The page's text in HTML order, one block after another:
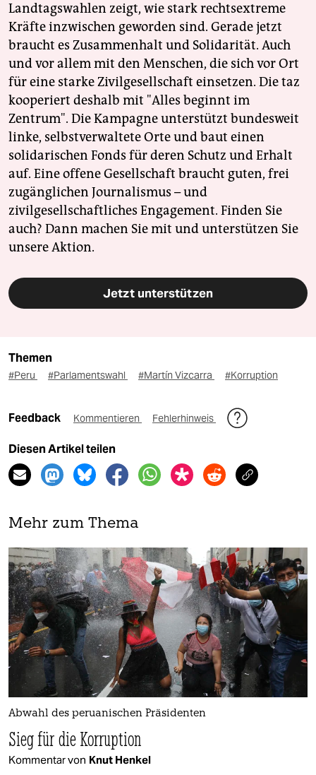
Landtagswahlen zeigt, wie stark rechtsextreme
Kräfte inzwischen geworden sind. Gerade jetzt
braucht es Zusammenhalt und Solidarität. Auch
und vor allem mit den Menschen, die sich vor Ort
für eine starke Zivilgesellschaft einsetzen. Die taz
kooperiert deshalb mit "Alles beginnt im
Zentrum". Die Kampagne unterstützt bundesweit
linke, selbstverwaltete Orte und baut einen
solidarischen Fonds für deren Schutz und Erhalt
auf. Eine offene Gesellschaft braucht guten, frei
zugänglichen Journalismus – und
zivilgesellschaftliches Engagement. Finden Sie
auch? Dann machen Sie mit und unterstützen Sie
unsere Aktion.
Jetzt unterstützen
Themen
#Peru #Parlamentswahl #Martín Vizcarra #Korruption
Feedback Kommentieren Fehlerhinweis
Diesen Artikel teilen
Mehr zum Thema
Abwahl des peruanischen Präsidenten
Sieg für die Korruption
Kommentar von Knut Henkel